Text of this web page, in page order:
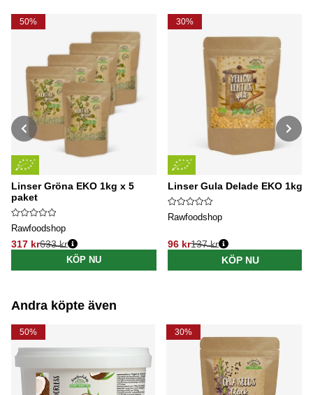
50%
Linser Gröna EKO 1kg x 5
paket
Rawfoodshop
317 kr
Ordinarie pris:
633 kr
KÖP NU
30%
Linser Gula Delade EKO 1kg
Rawfoodshop
96 kr
Ordinarie pris:
137 kr
KÖP NU
Andra köpte även
50% 30%